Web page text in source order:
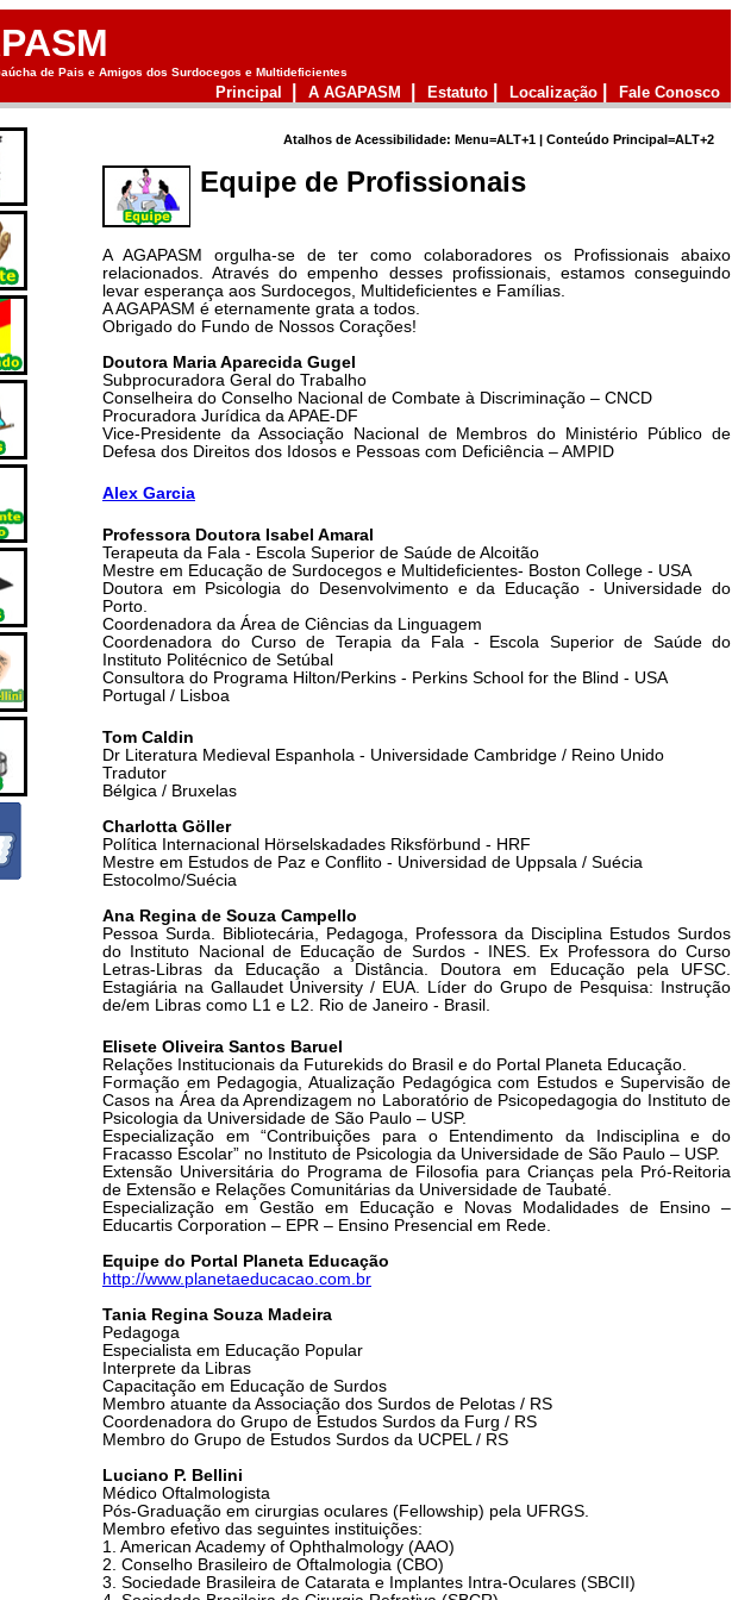
de Pais e Amigos dos Surdocegos e Multideficientes
Principal A AGAPASM Estatuto Localização Fale Conosco
Atalhos de Acessibilidade: Menu=ALT+1 | Conteúdo Principal=ALT+2
Equipe de Profissionais
A AGAPASM orgulha-se de ter como colaboradores os Profissionais abaixo
relacionados. Através do empenho desses profissionais, estamos conseguindo
levar esperança aos Surdocegos, Multideficientes e Famílias.
A AGAPASM é eternamente grata a todos.
Obrigado do Fundo de Nossos Corações!
Doutora Maria Aparecida Gugel
Subprocuradora Geral do Trabalho
Conselheira do Conselho Nacional de Combate à Discriminação – CNCD
Procuradora Jurídica da APAE-DF
Vice-Presidente da Associação Nacional de Membros do Ministério Público de
Defesa dos Direitos dos Idosos e Pessoas com Deficiência – AMPID
Alex Garcia
Professora Doutora Isabel Amaral
Terapeuta da Fala - Escola Superior de Saúde de Alcoitão
Mestre em Educação de Surdocegos e Multideficientes- Boston College - USA
Doutora em Psicologia do Desenvolvimento e da Educação - Universidade do
Porto.
Coordenadora da Área de Ciências da Linguagem
Coordenadora do Curso de Terapia da Fala - Escola Superior de Saúde do
Instituto Politécnico de Setúbal
Consultora do Programa Hilton/Perkins - Perkins School for the Blind - USA
Portugal / Lisboa
Tom Caldin
Dr Literatura Medieval Espanhola - Universidade Cambridge / Reino Unido
Tradutor
Bélgica / Bruxelas
Charlotta Göller
Política Internacional Hörselskadades Riksförbund - HRF
Mestre em Estudos de Paz e Conflito - Universidad de Uppsala / Suécia
Estocolmo/Suécia
Ana Regina de Souza Campello
Pessoa Surda. Bibliotecária, Pedagoga, Professora da Disciplina Estudos Surdos
do Instituto Nacional de Educação de Surdos - INES. Ex Professora do Curso
Letras-Libras da Educação a Distância. Doutora em Educação pela UFSC.
Estagiária na Gallaudet University / EUA. Líder do Grupo de Pesquisa: Instrução
de/em Libras como L1 e L2. Rio de Janeiro - Brasil.
Elisete Oliveira Santos Baruel
Relações Institucionais da Futurekids do Brasil e do Portal Planeta Educação.
Formação em Pedagogia, Atualização Pedagógica com Estudos e Supervisão de
Casos na Área da Aprendizagem no Laboratório de Psicopedagogia do Instituto de
Psicologia da Universidade de São Paulo – USP.
Especialização em “Contribuições para o Entendimento da Indisciplina e do
Fracasso Escolar” no Instituto de Psicologia da Universidade de São Paulo – USP.
Extensão Universitária do Programa de Filosofia para Crianças pela Pró-Reitoria
de Extensão e Relações Comunitárias da Universidade de Taubaté.
Especialização em Gestão em Educação e Novas Modalidades de Ensino –
Educartis Corporation – EPR – Ensino Presencial em Rede.
Equipe do Portal Planeta Educação
http://www.planetaeducacao.com.br
Tania Regina Souza Madeira
Pedagoga
Especialista em Educação Popular
Interprete da Libras
Capacitação em Educação de Surdos
Membro atuante da Associação dos Surdos de Pelotas / RS
Coordenadora do Grupo de Estudos Surdos da Furg / RS
Membro do Grupo de Estudos Surdos da UCPEL / RS
Luciano P. Bellini
Médico Oftalmologista
Pós-Graduação em cirurgias oculares (Fellowship) pela UFRGS.
Membro efetivo das seguintes instituições:
1. American Academy of Ophthalmology (AAO)
2. Conselho Brasileiro de Oftalmologia (CBO)
3. Sociedade Brasileira de Catarata e Implantes Intra-Oculares (SBCII)